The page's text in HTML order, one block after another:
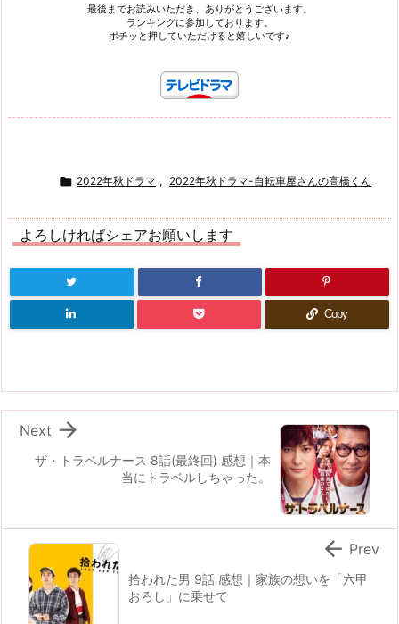
最後までお読みいただき、ありがとうございます。
ランキングに参加しております。
ポチッと押していただけると嬉しいです♪
 2022年秋ドラマ , 2022年秋ドラマ-自転車屋さんの高橋くん
よろしければシェアお願いします
Copy
ザ・トラベルナース 8話(最終回) 感想｜本
当にトラベルしちゃった。

Next
拾われた男 9話 感想｜家族の想いを「六甲
おろし」に乗せて
 Prev